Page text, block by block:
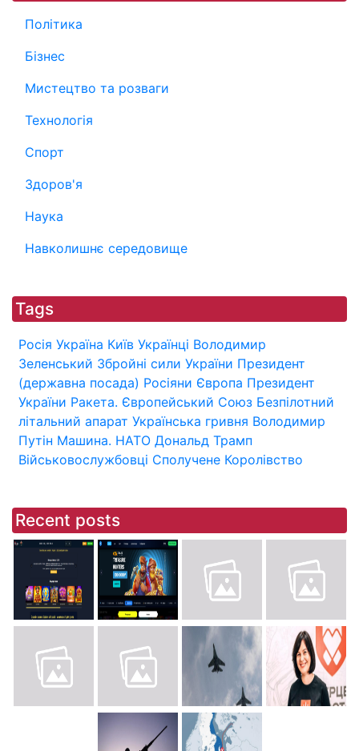
Політика
Бізнес
Мистецтво та розваги
Технологія
Спорт
Здоров'я
Наука
Навколишнє середовище
Tags
Росія Україна Київ Українці Володимир
Зеленський Збройні сили України Президент
(державна посада) Росіяни Європа Президент
України Ракета. Європейський Союз Безпілотний
літальний апарат Українська гривня Володимир
Путін Машина. НАТО Дональд Трамп
Військовослужбовці Сполучене Королівство
Recent posts